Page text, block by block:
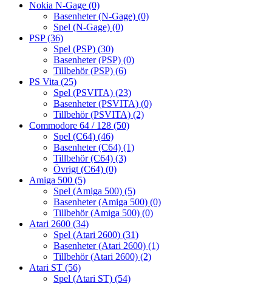
Nokia N-Gage (0)
Basenheter (N-Gage) (0)
Spel (N-Gage) (0)
PSP(36)
Spel (PSP) (30)
Basenheter (PSP) (0)
Tillbehör (PSP) (6)
PS Vita (25)
Spel (PSVITA) (23)
Basenheter (PSVITA) (0)
Tillbehör (PSVITA) (2)
Commodore 64 / 128 (50)
Spel (C64) (46)
Basenheter (C64) (1)
Tillbehör (C64) (3)
Övrigt (C64) (0)
Amiga 500 (5)
Spel (Amiga 500) (5)
Basenheter (Amiga 500) (0)
Tillbehör (Amiga 500) (0)
Atari 2600 (34)
Spel (Atari 2600) (31)
Basenheter (Atari 2600) (1)
Tillbehör (Atari 2600) (2)
Atari ST (56)
Spel (Atari ST) (54)